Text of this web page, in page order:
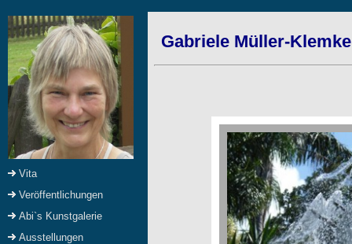
Vita
Veröffentlichungen
Abi`s Kunstgalerie
Ausstellungen
Gabriele Müller-